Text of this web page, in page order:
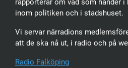
rapporterar om vad som händer
inom politiken och i stadshuset.
Vi servar närradions
att de ska nå ut, i radio och på
Radio Falköping